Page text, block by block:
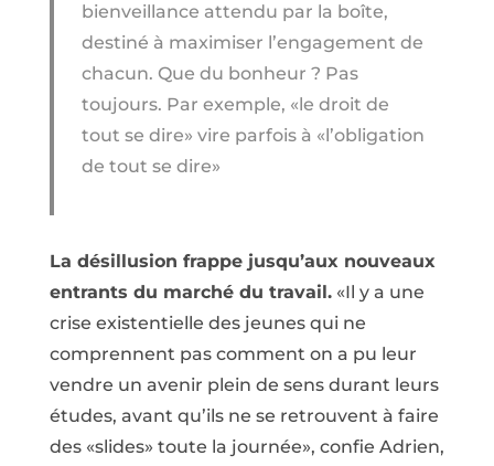
bienveillance attendu par la boîte,
destiné à maximiser l’engagement de
chacun. Que du bonheur ? Pas
toujours. Par exemple, «le droit de
tout se dire» vire parfois à «l’obligation
de tout se dire»
La désillusion frappe jusqu’aux nouveaux
entrants du marché du travail.«Il y a une
crise existentielle des jeunes qui ne
comprennent pas comment on a pu leur
vendre un avenir plein de sens durant leurs
études, avant qu’ils ne se retrouvent à faire
des «slides» toute la journée», confie Adrien,